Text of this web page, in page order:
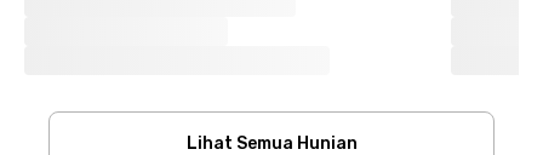
Lihat Semua Hunian